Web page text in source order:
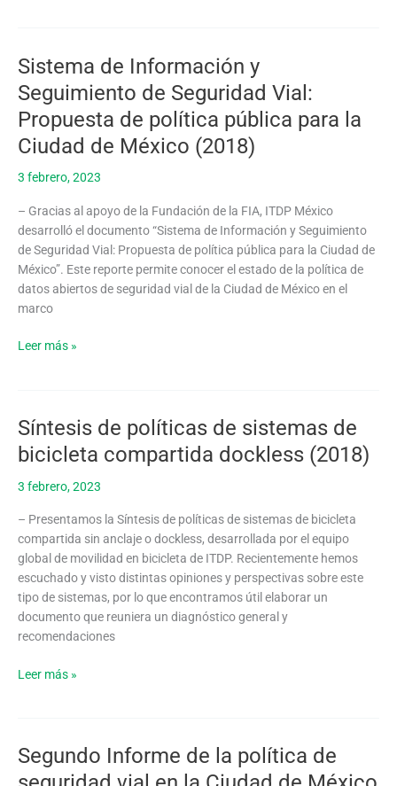
Sistema de Información y
Seguimiento de Seguridad Vial:
Propuesta de política pública para la
Ciudad de México (2018)
3 febrero, 2023
– Gracias al apoyo de la Fundación de la FIA, ITDP México
desarrolló el documento “Sistema de Información y Seguimiento
de Seguridad Vial: Propuesta de política pública para la Ciudad de
México”. Este reporte permite conocer el estado de la política de
datos abiertos de seguridad vial de la Ciudad de México en el
marco
Sistema
Información
y
Seguimiento
Seguridad
Propuesta
de
política
pública
para
la
de
Leer más »
Síntesis de políticas de sistemas de
bicicleta compartida dockless (2018)
3 febrero, 2023
– Presentamos la Síntesis de políticas de sistemas de bicicleta
compartida sin anclaje o dockless, desarrollada por el equipo
global de movilidad en bicicleta de ITDP. Recientemente hemos
escuchado y visto distintas opiniones y perspectivas sobre este
tipo de sistema​s, por lo que encontramos útil elaborar un
documento que reuniera un diagnóstico general y
recomendaciones
Síntesis
de
políticas
de
de
bicicleta
compartida
dockless
(2018)
Leer más »
Segundo Informe de la política de
Segundo
Informe